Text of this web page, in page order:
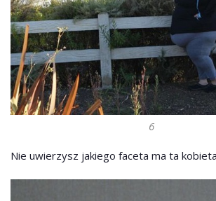
6
Nie uwierzysz jakiego faceta ma ta kobieta